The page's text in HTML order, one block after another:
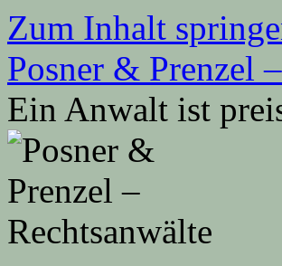
Zum Inhalt
Posner & Prenzel
Ein Anwalt ist